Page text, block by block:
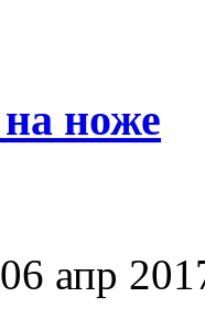
ноже
06 апр